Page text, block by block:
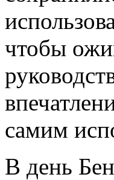
чтобы
самим
В день